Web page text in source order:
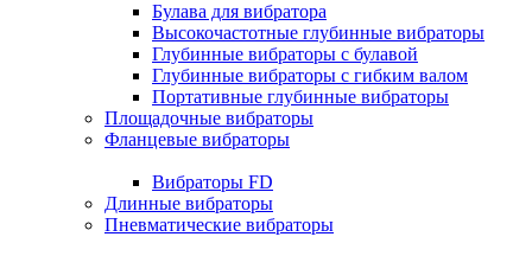
Булава для вибратора
Высокочастотные глубинные вибраторы
Глубинные вибраторы с булавой
Глубинные вибраторы с гибким валом
Портативные глубинные вибраторы
Площадочные вибраторы
Фланцевые вибраторы
Вибраторы FD
Длинные вибраторы
Пневматические вибраторы